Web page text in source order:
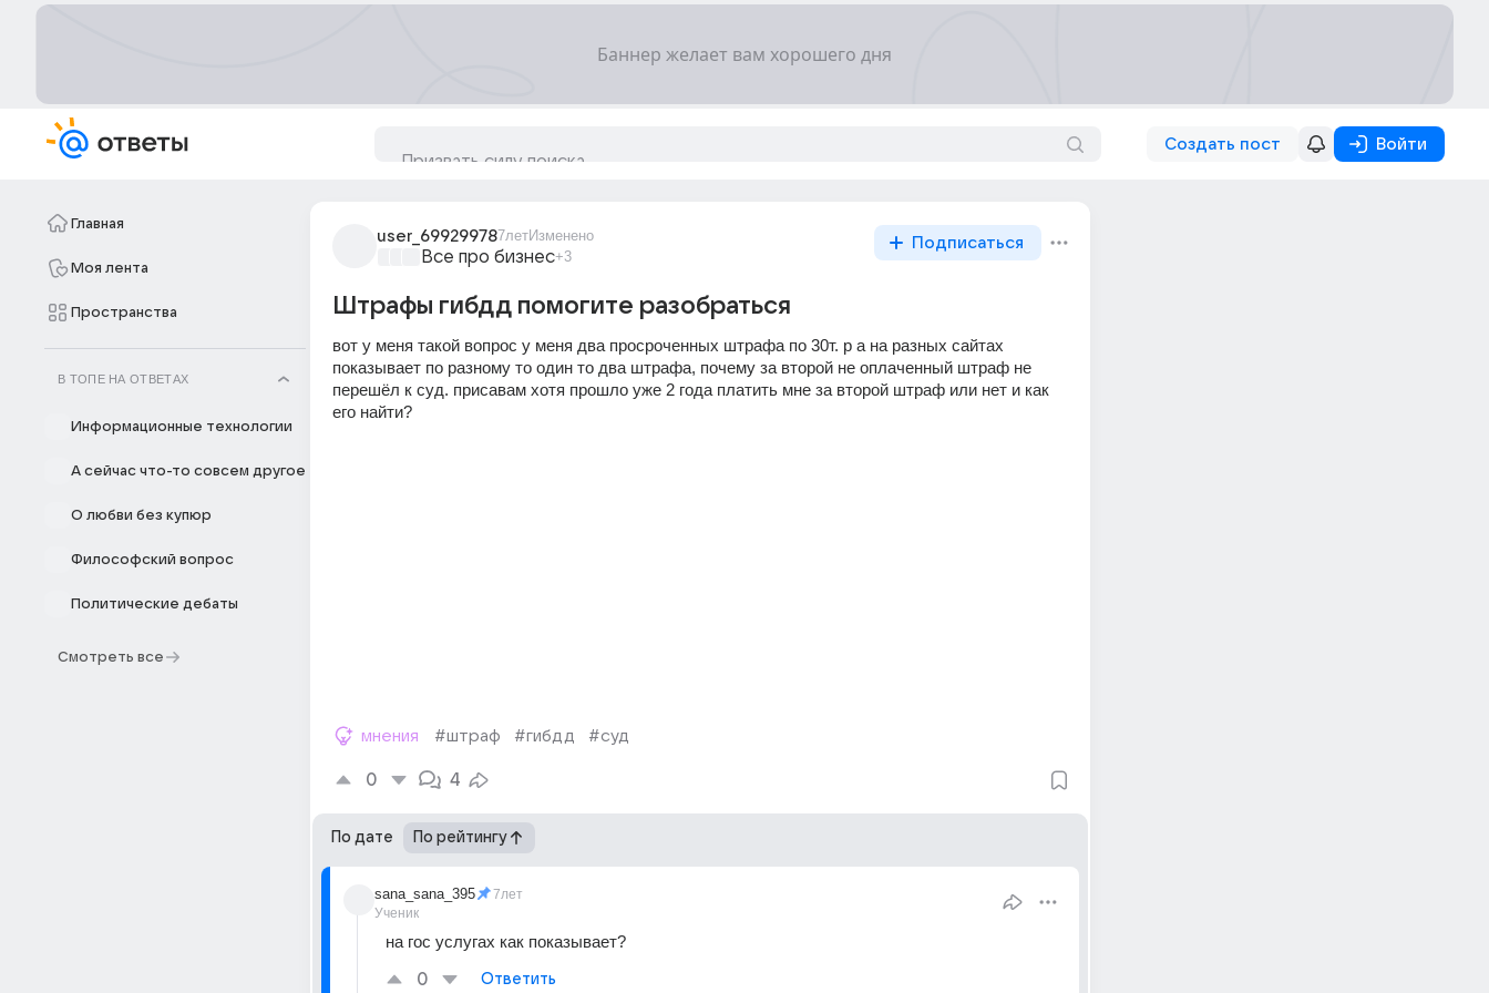
Создать пост Войти
Главная
Моя лента
Пространства
В ТОПЕ НА ОТВЕТАХ
Информационные технологии
А сейчас что-то совсем другое
О любви без купюр
Философский вопрос
Политические дебаты
Смотреть все
user_699299787летИзменено
Все про бизнес+3
Подписаться
Штрафы гибдд помогите разобраться
вот у меня такой вопрос у меня два просроченных штрафа по 30т. р а на разных сайтах
показывает по разному то один то два штрафа, почему за второй не оплаченный штраф не
перешёл к суд. присавам хотя прошло уже 2 года платить мне за второй штраф или нет и как
его найти?
мнения #штраф #гибдд #суд
0 4
По дате По рейтингу
sana_sana_395
Ученик
7лет
на гос услугах как показывает?
0 Ответить